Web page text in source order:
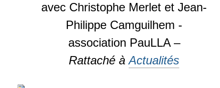
avec Christophe Merlet et Jean-
Philippe Camguilhem -
association PauLLA –
Rattaché à Actualités